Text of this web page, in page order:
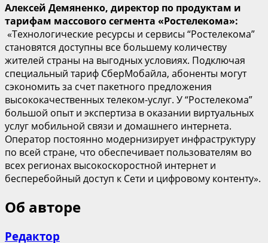
Алексей Демяненко, директор по продуктам и
тарифам массового сегмента «Ростелекома»:
«Технологические ресурсы и сервисы “Ростелекома”
становятся доступны все большему количеству
жителей страны на выгодных условиях. Подключая
специальный тариф СберМобайла, абоненты могут
сэкономить за счет пакетного предложения
высококачественных телеком-услуг. У “Ростелекома”
большой опыт и экспертиза в оказании виртуальных
услуг мобильной связи и домашнего интернета.
Оператор постоянно модернизирует инфраструктуру
по всей стране, что обеспечивает пользователям во
всех регионах высокоскоростной интернет и
бесперебойный доступ к Сети и цифровому контенту».
Об авторе
Редактор